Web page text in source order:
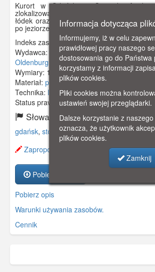
Kurort w Gdańsku - Stogach.
zlokalizowane tuż nad jeziorem Pusty
łódek oraz drewniany zamek dla dzieci.
po jeziorze na łódkach.
Indeks zasobu:GSP01885
Wydawca:
Julius Simonsen, Kunst - u.
Oldenburg, Hoist
Wymiary: 138 x 86 mm
Materiał: pocztówka
Technika: litografia
Status prawny:Użycie Niekomercyjne
Słowa kluczowe:
gdańsk, stogi ,pusty staw, kurort,łodzie,
Zaproponuj zmianę opisu.
Pobierz zasób
Pobierz opis
Warunki używania zasobów.
Cennik
Informacja dotycząca
Informujemy, iż w celu
prawidłowej pracy naszego
dostosowania go do Państwa
korzystamy z informacji
plików cookies.
Pliki cookies można
ustawień swojej przeglądarki.
Dalsze korzystanie z
oznacza, że użytkownik
plików cookies.
Zamknij